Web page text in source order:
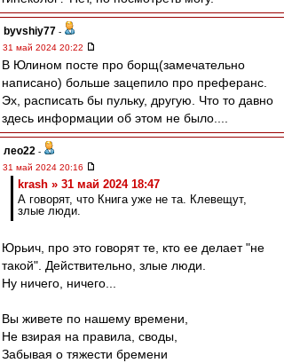
byvshiy77 -
31 май 2024 20:22
В Юлином посте про борщ(замечательно
написано) больше зацепило про преферанс.
Эх, расписать бы пульку, другую. Что то давно
здесь информации об этом не было....
лео22 -
31 май 2024 20:16
krash » 31 май 2024 18:47
А говорят, что Книга уже не та. Клевещут,
злые люди.
Юрьич, про это говорят те, кто ее делает "не
такой". Действительно, злые люди.
Ну ничего, ничего...
Вы живете по нашему времени,
Не взирая на правила, своды,
Забывая о тяжести бремени